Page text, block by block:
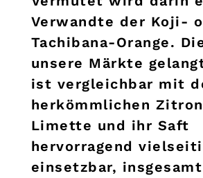
Verwandte der Koji-
Tachibana-Orange.
unsere Märkte
ist vergleichbar mit
herkömmlichen
Limette und ihr Saft
hervorragend
einsetzbar,